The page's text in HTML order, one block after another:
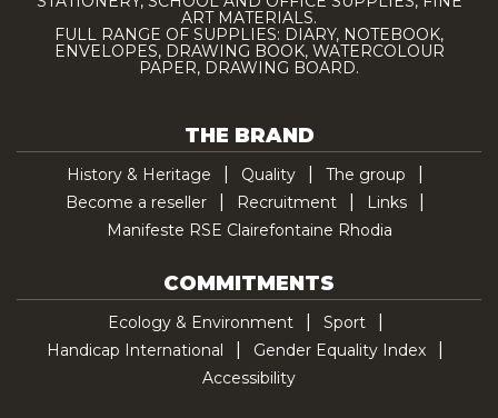
ART MATERIALS.
FULL RANGE OF SUPPLIES: DIARY, NOTEBOOK,
ENVELOPES, DRAWING BOOK, WATERCOLOUR
PAPER, DRAWING BOARD.
THE BRAND
History & Heritage Quality
The group
Become a reseller
Recruitment
Links
Manifeste RSE Clairefontaine Rhodia
COMMITMENTS
Ecology & Environment
Sport
Handicap International
Gender Equality Index
Accessibility